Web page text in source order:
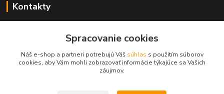
Kontakty
+421 905 536 752
info@geolab.sk
Spracovanie cookies
Náš e-shop a partneri potrebujú Váš súhlas s použitím súborov
cookies, aby Vám mohli zobrazovať informácie týkajúce sa Vašich
záujmov.